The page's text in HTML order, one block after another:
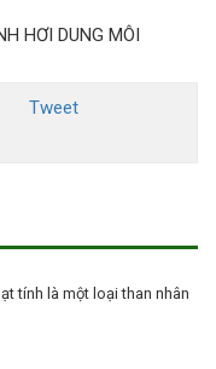
HƠI DUNG MÔI
Tweet
tính là một loại than nhân